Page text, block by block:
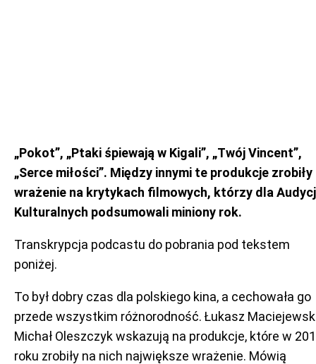
„Pokot”, „Ptaki śpiewają w Kigali”, „Twój Vincent”,
„Serce miłości”. Między innymi te produkcje zrobiły
wrażenie na krytykach filmowych, którzy dla
Kulturalnych podsumowali miniony rok.
Transkrypcja podcastu do pobrania pod tekstem
poniżej.
To był dobry czas dla polskiego kina, a cechowała go
przede wszystkim różnorodność. Łukasz
Michał Oleszczyk wskazują na produkcje, które w
roku zrobiły na nich największe wrażenie. Mówią